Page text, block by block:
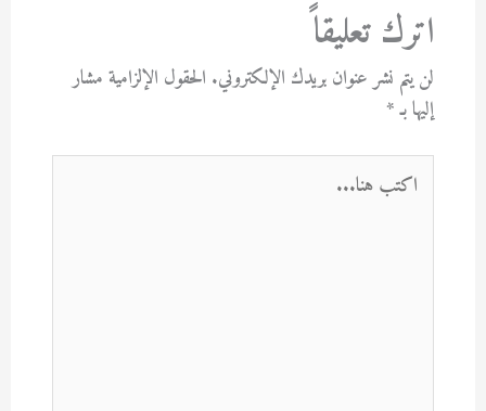
اترك تعليقاً
لن يتم نشر عنوان بريدك الإلكتروني. الحقول الإلزامية مشار
إليها بـ*
اكتب
هنا...